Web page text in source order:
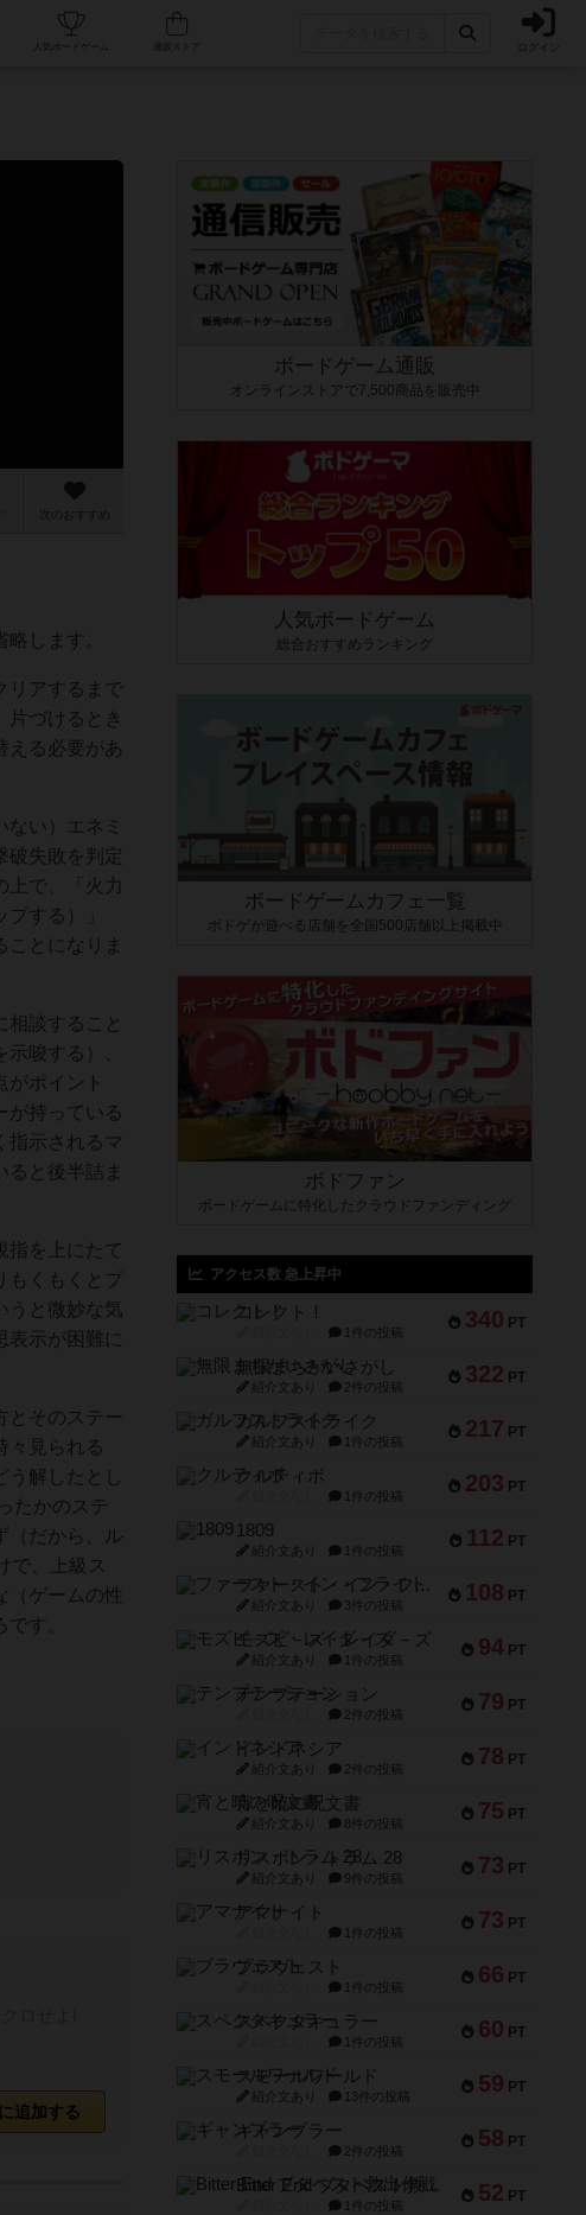
人気ボードゲーム ログイン
次のおすすめ
します。
リアするまで
づけるとき
える必要があ
い）エネミ
破失敗を判定
上で、「火力
する）」
とになりま
談すること
唆する）、
ポイント
が持っている
指示されるマ
と後半詰ま
指を上にたて
もくもくとプ
うと微妙な気
示が困難に
とそのステー
々見られる
う解したとし
たかのステ
（だから、ル
で、上級ス
ゲームの性
す。
追加する
ボードゲーム通販
オンラインストアで7,500商品を販売中
人気ボードゲーム
総合おすすめランキング
ボードゲームカフェ一覧
ボドゲが遊べる店舗を全国500店舗以上掲載中
ボドファン
ボードゲームに特化したクラウドファンディング
アクセス数 急上昇中
340 PT
コレクト！
1件の投稿
322 PT
無限まちがいさがし
紹介文あり 2件の投稿
217 PT
ガルフストライク
紹介文あり 1件の投稿
203 PT
クルティボ
1件の投稿
112 PT
1809
紹介文あり 1件の投稿
108 PT
ファースト・イン・フライト
紹介文あり 3件の投稿
94 PT
モズビ－ズ・レイダ－ズ
紹介文あり 1件の投稿
79 PT
テンプテーション
2件の投稿
78 PT
インドネシア
紹介文あり 2件の投稿
75 PT
宵と暁の呪文書
紹介文あり 8件の投稿
73 PT
リスボン・トラム 28
紹介文あり 9件の投稿
73 PT
アマナイト
1件の投稿
66 PT
ブラヴェスト
1件の投稿
60 PT
スペクタキュラー
1件の投稿
59 PT
スモールワールド
紹介文あり 13件の投稿
58 PT
ギャンブラー
2件の投稿
52 PT
Bitter End ブタペスト救出作戦
1件の投稿